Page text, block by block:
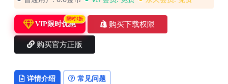
VIP限时优惠
限时3折
购买下载权限
购买官方正版
详情介绍 常见问题